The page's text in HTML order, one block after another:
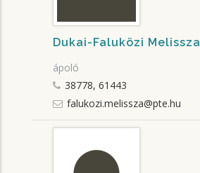
Dukai-Faluközi Melissza
ápoló
38778, 61443
falukozi.melissza@pte.hu